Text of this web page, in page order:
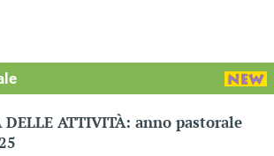
DELLE ATTIVITÀ: anno pastorale